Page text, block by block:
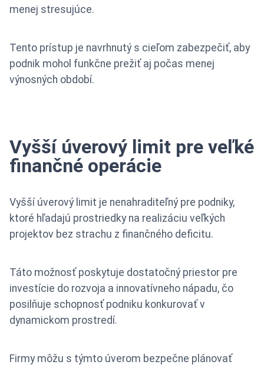
menej stresujúce.
Tento prístup je navrhnutý s cieľom zabezpečiť, aby
podnik mohol funkčne prežiť aj počas menej
výnosných období.
Vyšší úverový limit pre veľké
finančné operácie
Vyšší úverový limit je nenahraditeľný pre podniky,
ktoré hľadajú prostriedky na realizáciu veľkých
projektov bez strachu z finančného deficitu.
Táto možnosť poskytuje dostatočný priestor pre
investície do rozvoja a innovatívneho nápadu, čo
posilňuje schopnosť podniku konkurovať v
dynamickom prostredí.
Firmy môžu s týmto úverom bezpečne plánovať